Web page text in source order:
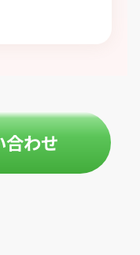
わせ